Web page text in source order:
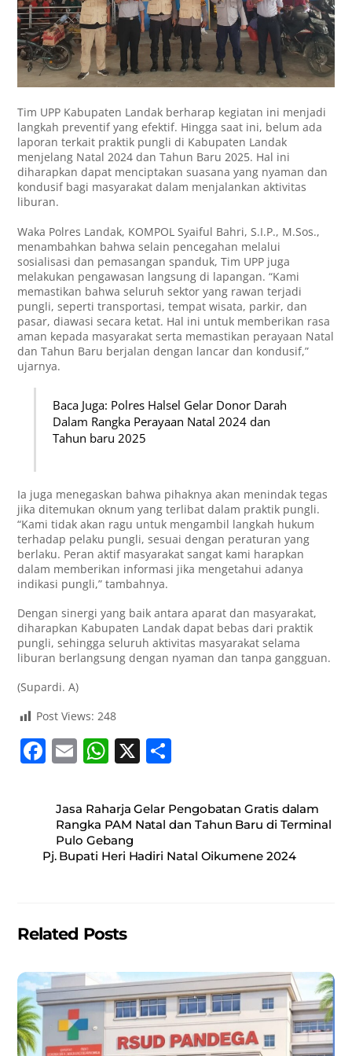
Tim UPP Kabupaten Landak berharap kegiatan ini menjadi
langkah preventif yang efektif. Hingga saat ini, belum ada
laporan terkait praktik pungli di Kabupaten Landak
menjelang Natal 2024 dan Tahun Baru 2025. Hal ini
diharapkan dapat menciptakan suasana yang nyaman dan
kondusif bagi masyarakat dalam menjalankan aktivitas
liburan.
Waka Polres Landak, KOMPOL Syaiful Bahri, S.I.P., M.Sos.,
menambahkan bahwa selain pencegahan melalui
sosialisasi dan pemasangan spanduk, Tim UPP juga
melakukan pengawasan langsung di lapangan. “Kami
memastikan bahwa seluruh sektor yang rawan terjadi
pungli, seperti transportasi, tempat wisata, parkir, dan
pasar, diawasi secara ketat. Hal ini untuk memberikan rasa
aman kepada masyarakat serta memastikan perayaan Natal
dan Tahun Baru berjalan dengan lancar dan kondusif,”
ujarnya.
Baca Juga: Polres Halsel Gelar Donor Darah
Dalam Rangka Perayaan Natal 2024 dan
Tahun baru 2025
Ia juga menegaskan bahwa pihaknya akan menindak tegas
jika ditemukan oknum yang terlibat dalam praktik pungli.
“Kami tidak akan ragu untuk mengambil langkah hukum
terhadap pelaku pungli, sesuai dengan peraturan yang
berlaku. Peran aktif masyarakat sangat kami harapkan
dalam memberikan informasi jika mengetahui adanya
indikasi pungli,” tambahnya.
Dengan sinergi yang baik antara aparat dan masyarakat,
diharapkan Kabupaten Landak dapat bebas dari praktik
pungli, sehingga seluruh aktivitas masyarakat selama
liburan berlangsung dengan nyaman dan tanpa gangguan.
(Supardi. A)
Post Views: 248
F
c
e
b
k
E
ai
l
W
at
s
A
X
ar
e
Jasa Raharja Gelar Pengobatan Gratis dalam
Rangka PAM Natal dan Tahun Baru di Terminal
Pulo Gebang
Pj. Bupati Heri Hadiri Natal Oikumene 2024
Related Posts